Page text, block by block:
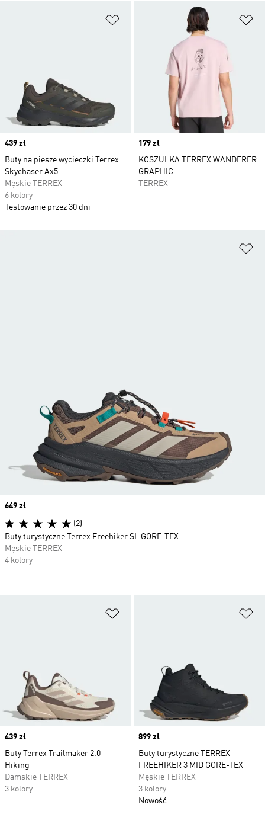
Dodaj do listy życzeń
Price
439 zł
Buty na piesze wycieczki Terrex
Skychaser Ax5
Męskie TERREX
6 kolory
Testowanie przez 30 dni
Price
179 zł
KOSZULKA TERREX WANDERER
GRAPHIC
TERREX
Price
439 zł
Buty Terrex Trailmaker 2.0
Hiking
Damskie TERREX
3 kolory
Price
899 zł
Buty turystyczne TERREX
FREEHIKER 3 MID GORE-TEX
Męskie TERREX
3 kolory
Nowość
Price
649 zł
(2)
Buty turystyczne Terrex Freehiker SL GORE-TEX
Męskie TERREX
4 kolory